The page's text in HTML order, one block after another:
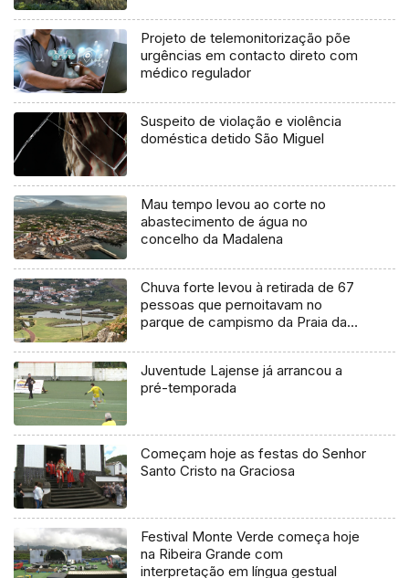
Projeto de telemonitorização põe
urgências em contacto direto com
médico regulador
Suspeito de violação e violência
doméstica detido São Miguel
Mau tempo levou ao corte no
abastecimento de água no
concelho da Madalena
Chuva forte levou à retirada de 67
pessoas que pernoitavam no
parque de campismo da Praia da
Juventude Lajense já arrancou a
pré-temporada
Começam hoje as festas do Senhor
Santo Cristo na Graciosa
Festival Monte Verde começa hoje
na Ribeira Grande com
interpretação em língua gestual